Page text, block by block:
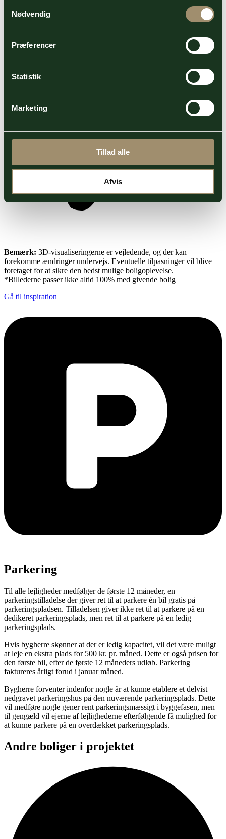
Nødvendig
Præferencer
Statistik
Marketing
Tillad alle
Afvis
Bemærk: 3D-visualiseringerne er vejledende, og der kan
forekomme ændringer undervejs. Eventuelle tilpasninger vil blive
foretaget for at sikre den bedst mulige boligoplevelse.
*Billederne passer ikke altid 100% med givende bolig
Gå til inspiration
Parkering
Til alle lejligheder medfølger de første 12 måneder, en
parkeringstilladelse der giver ret til at parkere én bil gratis på
parkeringspladsen. Tilladelsen giver ikke ret til at parkere på en
dedikeret parkeringsplads, men ret til at parkere på en ledig
parkeringsplads.
Hvis bygherre skønner at der er ledig kapacitet, vil det være muligt
at leje en ekstra plads for 500 kr. pr. måned. Dette er også prisen for
den første bil, efter de første 12 måneders udløb. Parkering
faktureres årligt forud i januar måned.
Bygherre forventer indenfor nogle år at kunne etablere et delvist
nedgravet parkeringshus på den nuværende parkeringsplads. Dette
vil medføre nogle gener rent parkeringsmæssigt i byggefasen, men
til gengæld vil ejerne af lejlighederne efterfølgende få mulighed for
at kunne parkere på en overdækket parkeringsplads.
Andre boliger i projektet